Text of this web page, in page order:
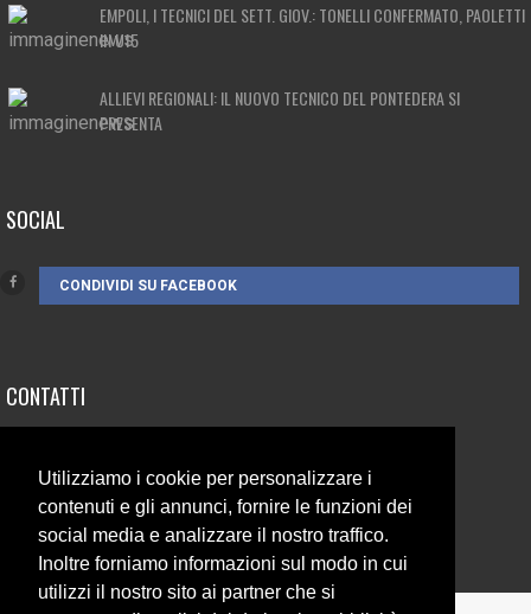
Utilizziamo i cookie per personalizzare i
contenuti e gli annunci, fornire le funzioni dei
social media e analizzare il nostro traffico.
Inoltre forniamo informazioni sul modo in cui
utilizzi il nostro sito ai partner che si
EMPOLI, I TECNICI DEL SETT. GIOV.: TONELLI CONFERMATO, PAOLETTI
IN U15
ALLIEVI REGIONALI: IL NUOVO TECNICO DEL PONTEDERA SI
PRESENTA
SOCIAL
CONDIVIDI SU FACEBOOK
CONTATTI
info@campionando.it